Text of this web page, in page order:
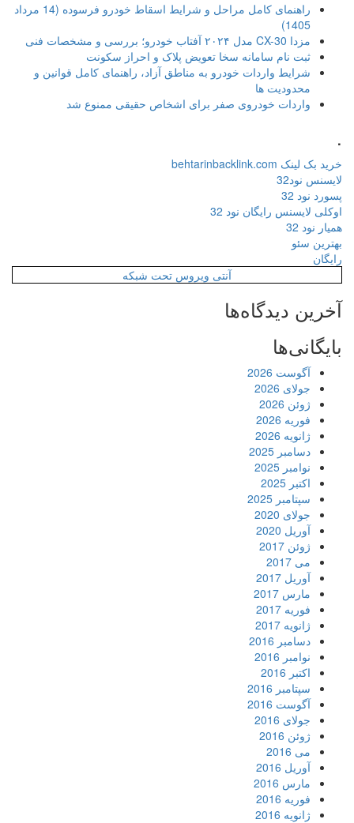
راهنمای کامل مراحل و شرایط اسقاط خودرو فرسوده (14 مرداد
1405)
مزدا CX-30 مدل ۲۰۲۴ آفتاب خودرو؛ بررسی و مشخصات فنی
ثبت نام سامانه سخا تعویض پلاک و احراز سکونت
شرایط واردات خودرو به مناطق آزاد، راهنمای کامل قوانین و
محدودیت ها
واردات خودروی صفر برای اشخاص حقیقی ممنوع شد
خرید بک لینک behtarinbacklink.com
لایسنس نود32
پسورد نود 32
اوکلی لایسنس رایگان نود 32
همیار نود 32
بهترین سئو
رایگان
آنتی ویروس تحت شبکه
آخرین دیدگاه‌ها
بایگانی‌ها
آگوست 2026
جولای 2026
ژوئن 2026
فوریه 2026
ژانویه 2026
دسامبر 2025
نوامبر 2025
اکتبر 2025
سپتامبر 2025
جولای 2020
آوریل 2020
ژوئن 2017
می 2017
آوریل 2017
مارس 2017
فوریه 2017
ژانویه 2017
دسامبر 2016
نوامبر 2016
اکتبر 2016
سپتامبر 2016
آگوست 2016
جولای 2016
ژوئن 2016
می 2016
آوریل 2016
مارس 2016
فوریه 2016
ژانویه 2016